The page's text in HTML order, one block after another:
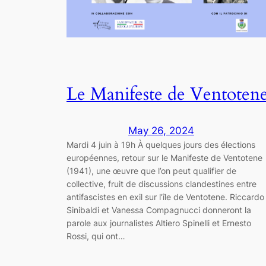
Le Manifeste de
May 26, 2024
Mardi 4 juin à 19h À quelques jours des élections
européennes, retour sur le Manifeste de Ventotene
(1941), une œuvre que l’on peut qualifier de
collective, fruit de discussions clandestines entre
antifascistes en exil sur l’île de Ventotene. Riccardo
Sinibaldi et Vanessa Compagnucci donneront la
parole aux journalistes Altiero Spinelli et Ernesto
Rossi, qui ont…